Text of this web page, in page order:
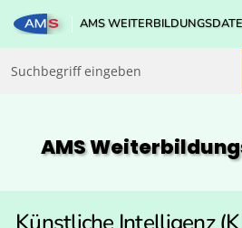
AMS
AMS